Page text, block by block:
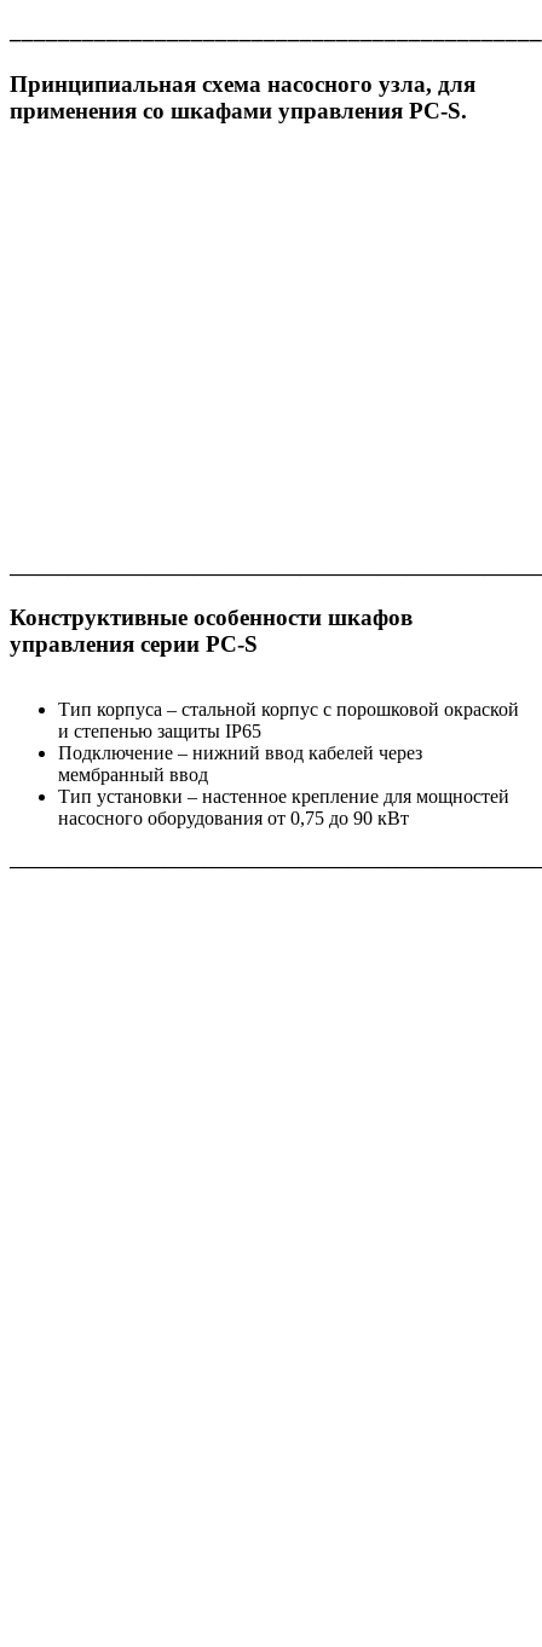
Принципиальная схема насосного узла, для
применения со шкафами управления PC‐S.
Конструктивные особенности шкафов
управления серии PC‐S
Тип корпуса – стальной корпус с порошковой окраской
и степенью защиты IP65
Подключение – нижний ввод кабелей через
мембранный ввод
Тип установки – настенное крепление для мощностей
насосного оборудования от 0,75 до 90 кВт